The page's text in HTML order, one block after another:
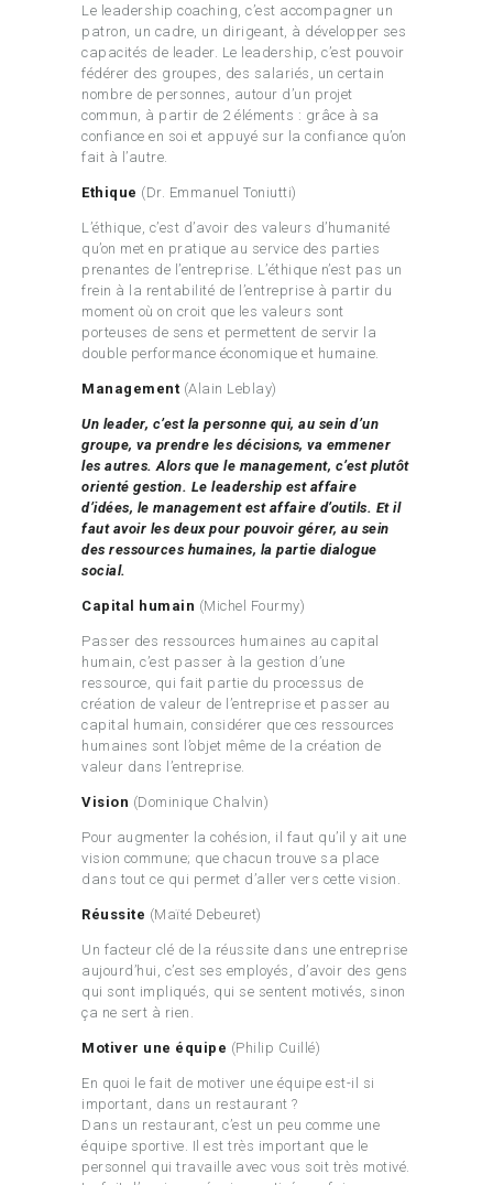
Le leadership coaching, c’est accompagner un
patron, un cadre, un dirigeant, à développer ses
capacités de leader. Le leadership, c’est pouvoir
fédérer des groupes, des salariés, un certain
nombre de personnes, autour d’un projet
commun, à partir de 2 éléments : grâce à sa
confiance en soi et appuyé sur la confiance qu’on
fait à l’autre.
Ethique (Dr. Emmanuel Toniutti)
L’éthique, c’est d’avoir des valeurs d’humanité
qu’on met en pratique au service des parties
prenantes de l’entreprise. L’éthique n’est pas un
frein à la rentabilité de l’entreprise à partir du
moment où on croit que les valeurs sont
porteuses de sens et permettent de servir la
double performance économique et humaine.
Management (Alain Leblay)
Un leader, c’est la personne qui, au sein d’un
groupe, va prendre les décisions, va emmener
les autres. Alors que le management, c’est plutôt
orienté gestion. Le leadership est affaire
d’idées, le management est affaire d’outils. Et il
faut avoir les deux pour pouvoir gérer, au sein
des ressources humaines, la partie dialogue
social.
Capital humain (Michel Fourmy)
Passer des ressources humaines au capital
humain, c’est passer à la gestion d’une
ressource, qui fait partie du processus de
création de valeur de l’entreprise et passer au
capital humain, considérer que ces ressources
humaines sont l’objet même de la création de
valeur dans l’entreprise.
Vision (Dominique Chalvin)
Pour augmenter la cohésion, il faut qu’il y ait une
vision commune; que chacun trouve sa place
dans tout ce qui permet d’aller vers cette vision.
Réussite (Maïté Debeuret)
Un facteur clé de la réussite dans une entreprise
aujourd’hui, c’est ses employés, d’avoir des gens
qui sont impliqués, qui se sentent motivés, sinon
ça ne sert à rien.
Motiver une équipe (Philip Cuillé)
En quoi le fait de motiver une équipe est-il si
important, dans un restaurant ?
Dans un restaurant, c’est un peu comme une
équipe sportive. Il est très important que le
personnel qui travaille avec vous soit très motivé.